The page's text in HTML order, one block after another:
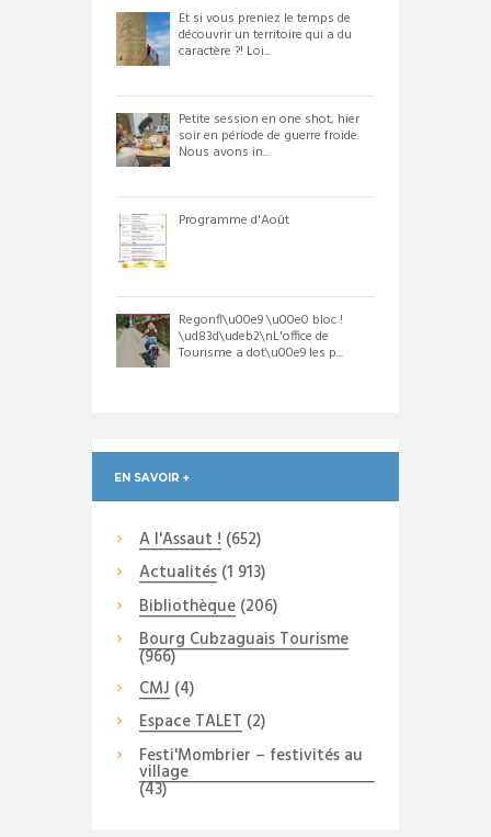
Et si vous preniez le temps de
découvrir un territoire qui a du
caractère ?! Loi...
Petite session en one shot, hier
soir en période de guerre froide.
Nous avons in...
Programme d'Août
Regonfl\u00e9 \u00e0 bloc !
\ud83d\udeb2\nL'office de
Tourisme a dot\u00e9 les p...
EN SAVOIR +
A l'Assaut ! (652)
Actualités(1 913)
Bibliothèque(206)
Bourg Cubzaguais Tourisme
(966)
CMJ (4)
Espace TALET (2)
Festi'Mombrier – festivités au
village
(43)